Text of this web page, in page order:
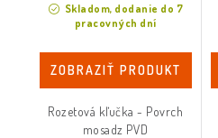
Skladom, dodanie do 7
pracovných dní
ZOBRAZIŤ PRODUKT
Rozetová kľučka - Povrch
mosadz PVD